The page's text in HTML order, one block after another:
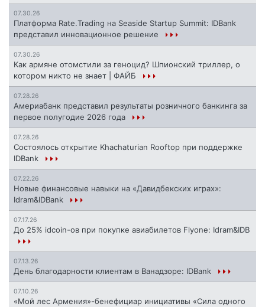
07.30.26
Платформа Rate.Trading на Seaside Startup Summit: IDBank
представил инновационное решение
07.30.26
Как армяне отомстили за геноцид? Шпионский триллер, о
котором никто не знает | ФАЙБ
07.28.26
Америабанк представил результаты розничного банкинга за
первое полугодие 2026 года
07.28.26
Состоялось открытие Khachaturian Rooftop при поддержке
IDBank
07.22.26
Новые финансовые навыки на «Давидбекских играх»:
Idram&IDBank
07.17.26
До 25% idcoin-ов при покупке авиабилетов Flyone: Idram&IDB
07.13.26
День благодарности клиентам в Ванадзоре: IDBank
07.10.26
«Мой лес Армения»-бенефициар инициативы «Сила одного